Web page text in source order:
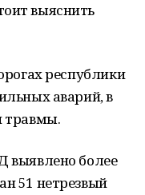
выяснить
республики
аварий, в
травмы.
выявлено более
51 нетрезвый